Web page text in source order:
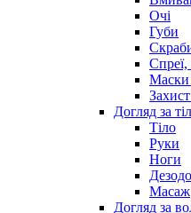
Очі
Губи
Спреї,
Маски
Догляд за
Тіло
Руки
Ноги
Масаж
Догляд за